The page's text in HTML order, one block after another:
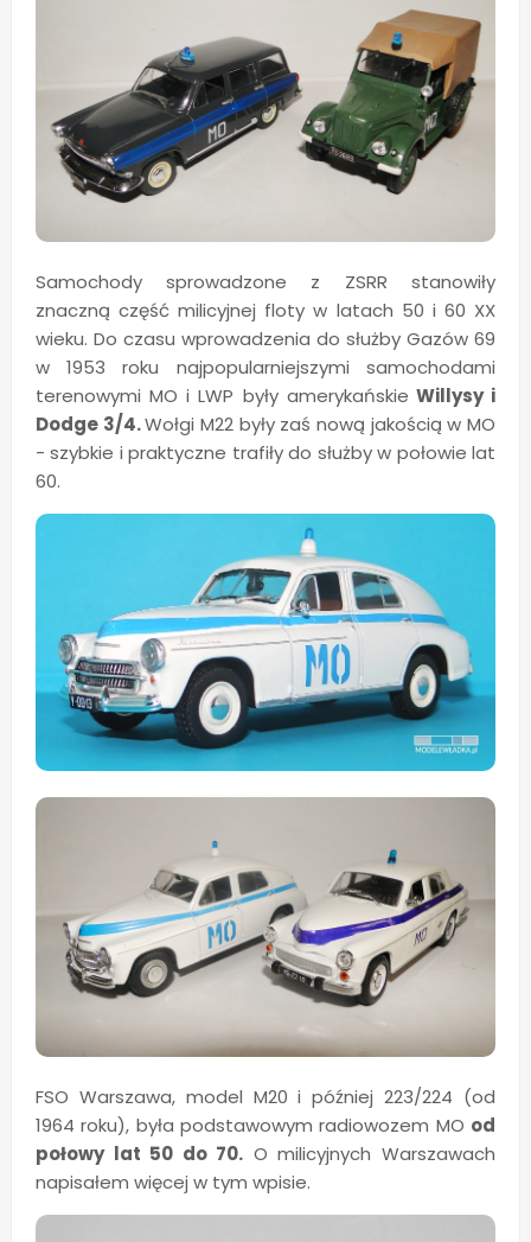
Samochody sprowadzone z ZSRR stanowiły
znaczną część milicyjnej floty w latach 50 i 60 XX
wieku. Do czasu wprowadzenia do służby Gazów 69
w 1953 roku najpopularniejszymi samochodami
terenowymi MO i LWP były amerykańskie Willysy i
Dodge 3/4.Wołgi M22 były zaś nową jakością w MO
- szybkie i praktyczne trafiły do służby w połowie lat
60.
FSO Warszawa, model M20 i później 223/224 (od
1964 roku), była podstawowym radiowozem MO od
połowy lat 50 do 70. O milicyjnych Warszawach
napisałem więcej w tym wpisie.